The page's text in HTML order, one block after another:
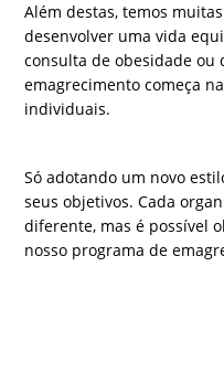
Além destas, temos
desenvolver uma vida
consulta de obesidade ou
emagrecimento começa
individuais.
Só adotando um novo
seus objetivos. Cada
diferente, mas é possível
nosso programa de